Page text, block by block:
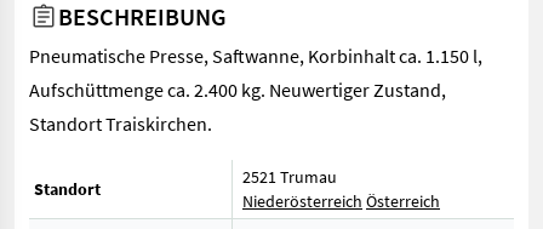
BESCHREIBUNG
Pneumatische Presse, Saftwanne, Korbinhalt ca. 1.150 l,
Aufschüttmenge ca. 2.400 kg. Neuwertiger Zustand,
Standort Traiskirchen.
Standort
2521 Trumau
Niederösterreich Österreich